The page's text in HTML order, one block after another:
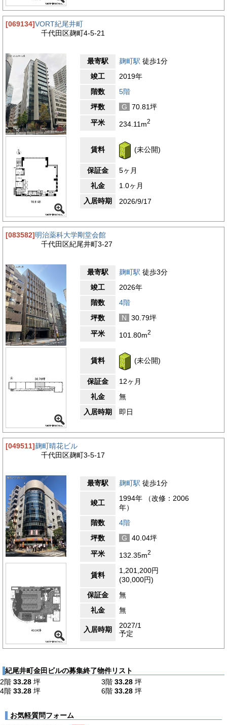
[069134]VORT紀尾井町
千代田区麹町4-5-21
最寄駅 麹町駅 徒歩1分
竣工
2019年
階数
5階
坪数
G
70.81坪
平米
234.11m2
賃料 (未公開)
保証金
5ヶ月
礼金
1.0ヶ月
入居時期
2026/9/17
[083582]明治薬科大学剛堂会館
千代田区紀尾井町3-27
最寄駅 麹町駅 徒歩3分
竣工
2026年
階数
4階
坪数
N
30.79坪
平米
101.80m2
賃料 (未公開)
保証金
12ヶ月
礼金
無
入居時期
即日
[049511]麹町晴花ビル
千代田区麹町3-5-17
最寄駅 麹町駅 徒歩1分
竣工
1994年 （改修：2006
年）
階数
4階
坪数
G
40.04坪
平米
132.35m2
賃料
1,201,200円
(30,000円)
保証金
無
礼金
無
入居時期
2027/1
予定
紀尾井町金田ビルの募集終了物件リスト
2階 33.28 坪 3階 33.28 坪
4階 33.28 坪 6階 33.28 坪
お気軽質問フォーム